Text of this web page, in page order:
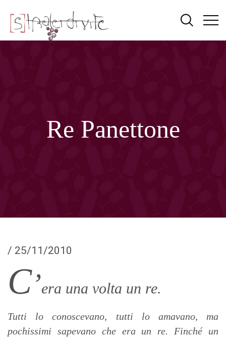
Re Panettone
/ 25/11/2010
C’era una volta un re.
Tutti lo conoscevano, tutti lo amavano, ma
pochissimi sapevano che era un re. Finché un